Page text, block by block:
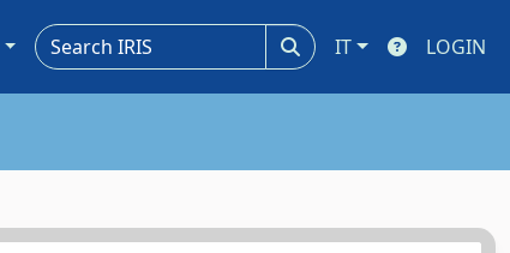
IT LOGIN